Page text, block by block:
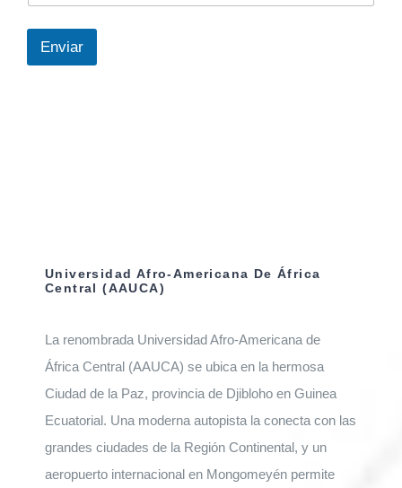
Enviar
Universidad Afro-Americana De África
Central (AAUCA)
La renombrada Universidad Afro-Americana de
África Central (AAUCA) se ubica en la hermosa
Ciudad de la Paz, provincia de Djibloho en Guinea
Ecuatorial. Una moderna autopista la conecta con las
grandes ciudades de la Región Continental, y un
aeropuerto internacional en Mongomeyén permite